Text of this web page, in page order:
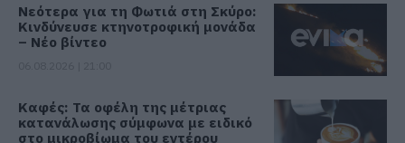
Νεότερα για τη Φωτιά στη Σκύρο:
Κινδύνευσε κτηνοτροφική μονάδα
– Νέο βίντεο
Καφές: Τα οφέλη της μέτριας
κατανάλωσης σύμφωνα με ειδικό
στο μικροβίωμα του εντέρου